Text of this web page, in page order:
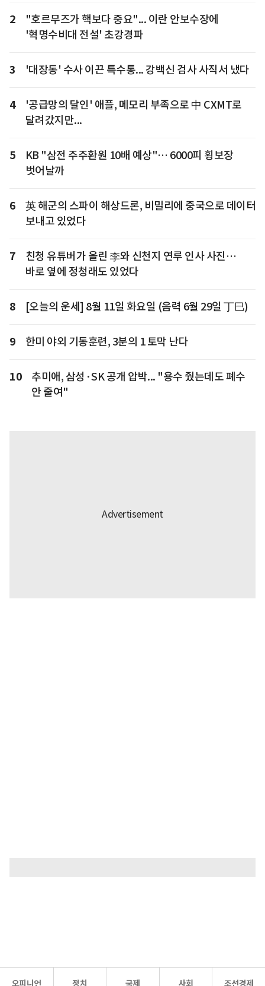
2
"호르무즈가 핵보다 중요"... 이란 안보수장에
'혁명수비대 전설' 초강경파
3 '대장동' 수사 이끈 특수통... 강백신 검사 사직서 냈다
4
'공급망의 달인' 애플, 메모리 부족으로 中 CXMT로
달려갔지만...
5
KB "삼전 주주환원 10배 예상"… 6000피 횡보장
벗어날까
6
英 해군의 스파이 해상드론, 비밀리에 중국으로 데이터
보내고 있었다
7
친청 유튜버가 올린 李와 신천지 연루 인사 사진…
바로 옆에 정청래도 있었다
8 [오늘의 운세] 8월 11일 화요일 (음력 6월 29일 丁巳)
9 한미 야외 기동훈련, 3분의 1 토막 난다
10
추미애, 삼성·SK 공개 압박... "용수 줬는데도 폐수
안 줄여"
오피니언 정치 국제 사회 조선경제